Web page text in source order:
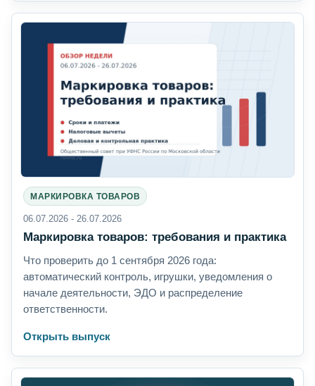
МАРКИРОВКА ТОВАРОВ
06.07.2026 - 26.07.2026
Маркировка товаров: требования и практика
Что проверить до 1 сентября 2026 года:
автоматический контроль, игрушки, уведомления о
начале деятельности, ЭДО и распределение
ответственности.
Открыть выпуск